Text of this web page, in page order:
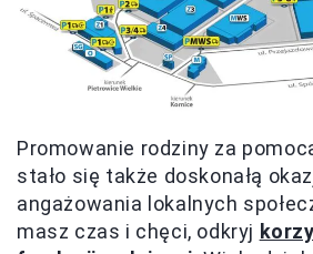
Promowanie rodziny za
stało się także doskonałą
angażowania lokalnych
masz czas i chęci, odkryj